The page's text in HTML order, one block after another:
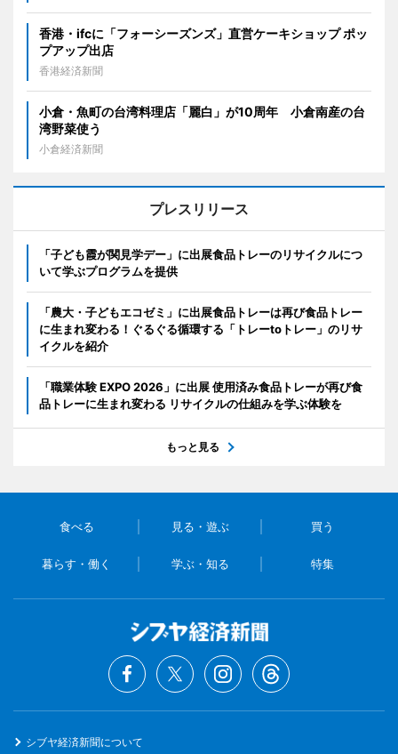
香港・ifcに「フォーシーズンズ」直営ケーキショップ ポッ
プアップ出店
香港経済新聞
小倉・魚町の台湾料理店「麗白」が10周年 小倉南産の台
湾野菜使う
小倉経済新聞
プレスリリース
「子ども霞が関見学デー」に出展食品トレーのリサイクルにつ
いて学ぶプログラムを提供
「農大・子どもエコゼミ」に出展食品トレーは再び食品トレー
に生まれ変わる！ぐるぐる循環する「トレーtoトレー」のリサ
イクルを紹介
「職業体験 EXPO 2026」に出展 使用済み食品トレーが再び食
品トレーに生まれ変わる リサイクルの仕組みを学ぶ体験を
もっと見る
食べる 見る・遊ぶ 買う
暮らす・働く 学ぶ・知る 特集
シブヤ経済新聞について